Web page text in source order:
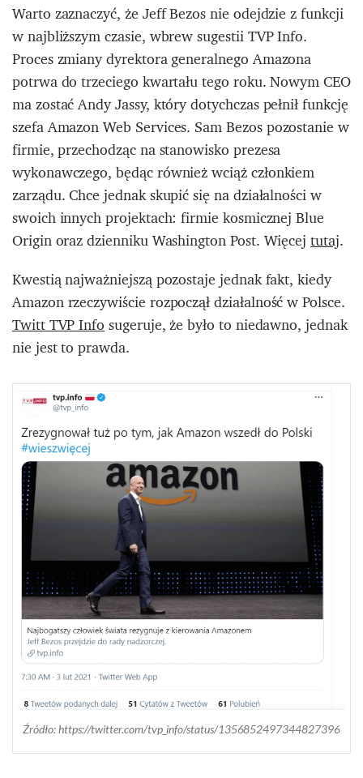
Warto zaznaczyć, że Jeff Bezos nie odejdzie z funkcji
w najbliższym czasie, wbrew sugestii TVP Info.
Proces zmiany dyrektora generalnego Amazona
potrwa do trzeciego kwartału tego roku. Nowym CEO
ma zostać Andy Jassy, który dotychczas pełnił funkcję
szefa Amazon Web Services. Sam Bezos pozostanie w
firmie, przechodząc na stanowisko prezesa
wykonawczego, będąc również wciąż członkiem
zarządu. Chce jednak skupić się na działalności w
swoich innych projektach: firmie kosmicznej Blue
Origin oraz dzienniku Washington Post. Więcejtutaj.
Kwestią najważniejszą pozostaje jednak fakt, kiedy
Amazon rzeczywiście rozpoczął działalność w Polsce.
Twitt TVP Infosugeruje, że było to niedawno, jednak
nie jest to prawda.
Źródło: https://twitter.com/tvp_info/status/1356852497344827396